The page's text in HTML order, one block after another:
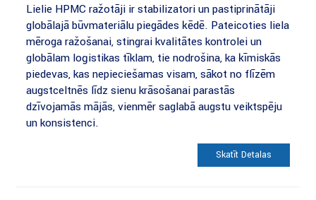
Lielie HPMC ražotāji ir stabilizatori un pastiprinātāji
globālajā būvmateriālu piegādes ķēdē. Pateicoties liela
mēroga ražošanai, stingrai kvalitātes kontrolei un
globālam loģistikas tīklam, tie nodrošina, ka ķīmiskās
piedevas, kas nepieciešamas visam, sākot no flīzēm
augstceltnēs līdz sienu krāsošanai parastās
dzīvojamās mājās, vienmēr saglabā augstu veiktspēju
un konsistenci.
Skatīt Detaļas